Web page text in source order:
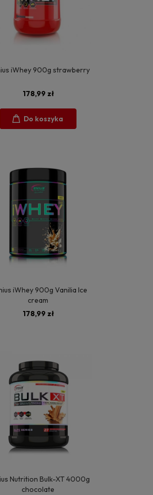
iWhey 900g strawberry
178,99 zł
Do koszyka
iWhey 900g Vanilia Ice
cream
178,99 zł
Nutrition Bulk-XT 4000g
chocolate